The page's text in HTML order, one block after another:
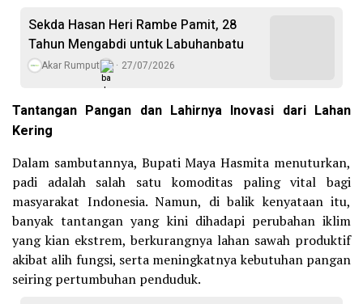
Sekda Hasan Heri Rambe Pamit, 28
Tahun Mengabdi untuk Labuhanbatu
Akar Rumput 27/07/2026
Tantangan Pangan dan Lahirnya Inovasi dari Lahan
Kering
Dalam sambutannya, Bupati Maya Hasmita menuturkan,
padi adalah salah satu komoditas paling vital bagi
masyarakat Indonesia. Namun, di balik kenyataan itu,
banyak tantangan yang kini dihadapi perubahan iklim
yang kian ekstrem, berkurangnya lahan sawah produktif
akibat alih fungsi, serta meningkatnya kebutuhan pangan
seiring pertumbuhan penduduk.